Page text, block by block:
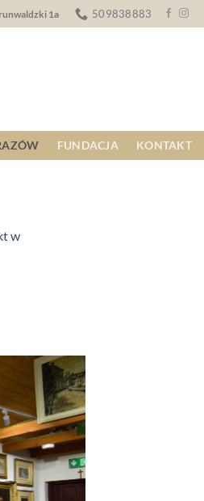
1a 509838883
FUNDACJA KONTAKT
w